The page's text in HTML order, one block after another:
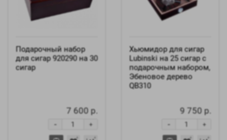
Подарочный набор
для сигар 920290 на 30
сигар
7 600 р.
+
-
Хьюмидор для сигар
Lubinski на 25 сигар с
подарочным набором,
Эбеновое дерево
QB310
9 750 р.
+
-